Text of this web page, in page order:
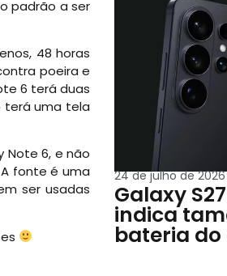
padrão a ser
48 horas
poeira e
6 terá duas
terá uma tela
Note 6, e não
fonte é uma
ser usadas
24 de julho de 2026
Galaxy
indica
bateria